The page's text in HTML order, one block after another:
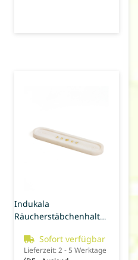
Indukala
Räucherstäbchenhalter
Sofort verfügbar
Lieferzeit:2 - 5 Werktage